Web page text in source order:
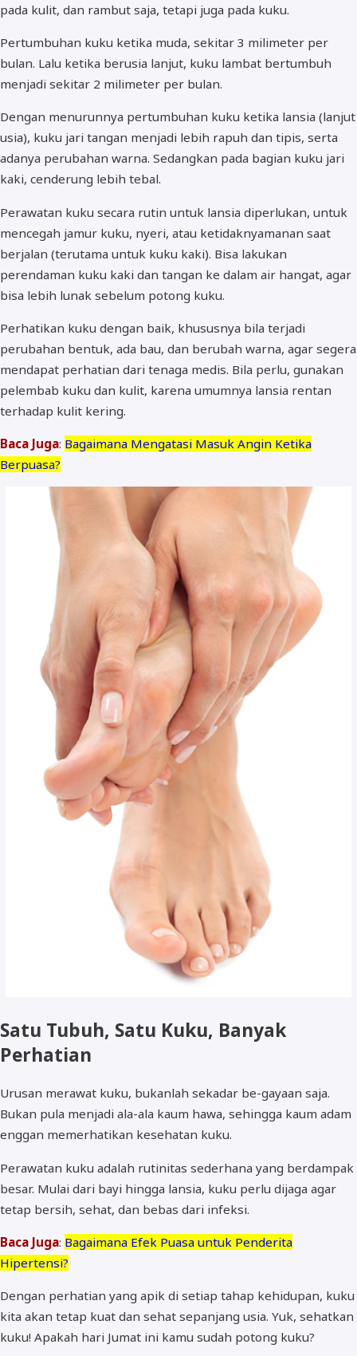
pada kulit, dan rambut saja, tetapi juga pada kuku.
Pertumbuhan kuku ketika muda, sekitar 3 milimeter per
bulan. Lalu ketika berusia lanjut, kuku lambat bertumbuh
menjadi sekitar 2 milimeter per bulan.
Dengan menurunnya pertumbuhan kuku ketika lansia (lanjut
usia), kuku jari tangan menjadi lebih rapuh dan tipis, serta
adanya perubahan warna. Sedangkan pada bagian kuku jari
kaki, cenderung lebih tebal.
Perawatan kuku secara rutin untuk lansia diperlukan, untuk
mencegah jamur kuku, nyeri, atau ketidaknyamanan saat
berjalan (terutama untuk kuku kaki). Bisa lakukan
perendaman kuku kaki dan tangan ke dalam air hangat, agar
bisa lebih lunak sebelum potong kuku.
Perhatikan kuku dengan baik, khususnya bila terjadi
perubahan bentuk, ada bau, dan berubah warna, agar segera
mendapat perhatian dari tenaga medis. Bila perlu, gunakan
pelembab kuku dan kulit, karena umumnya lansia rentan
terhadap kulit kering.
Baca Juga: Bagaimana Mengatasi Masuk Angin Ketika
Berpuasa?
Satu Tubuh, Satu Kuku, Banyak
Perhatian
Urusan merawat kuku, bukanlah sekadar be-gayaan saja.
Bukan pula menjadi ala-ala kaum hawa, sehingga kaum adam
enggan memerhatikan kesehatan kuku.
Perawatan kuku adalah rutinitas sederhana yang berdampak
besar. Mulai dari bayi hingga lansia, kuku perlu dijaga agar
tetap bersih, sehat, dan bebas dari infeksi.
Baca Juga: Bagaimana Efek Puasa untuk Penderita
Hipertensi?
Dengan perhatian yang apik di setiap tahap kehidupan, kuku
kita akan tetap kuat dan sehat sepanjang usia. Yuk, sehatkan
kuku! Apakah hari Jumat ini kamu sudah potong kuku?